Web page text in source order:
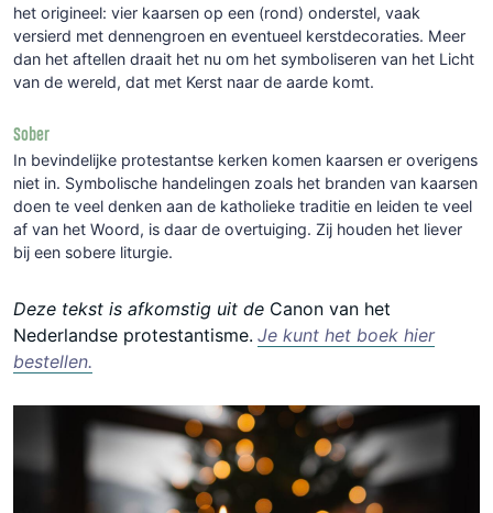
het origineel: vier kaarsen op een (rond) onderstel, vaak
versierd met dennengroen en eventueel kerstdecoraties. Meer
dan het aftellen draait het nu om het symboliseren van het Licht
van de wereld, dat met Kerst naar de aarde komt.
Sober
In bevindelijke protestantse kerken komen kaarsen er overigens
niet in. Symbolische handelingen zoals het branden van kaarsen
doen te veel denken aan de katholieke traditie en leiden te veel
af van het Woord, is daar de overtuiging. Zij houden het liever
bij een sobere liturgie.
Deze tekst is afkomstig uit de Canon van het
Nederlandse protestantisme. Je kunt het boek hier
bestellen.